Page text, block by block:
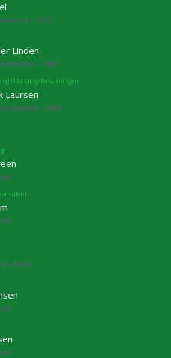
- 3872
Linden
- 4108
og Udviklingsforvaltningen
Laursen
- 4068
- 6769